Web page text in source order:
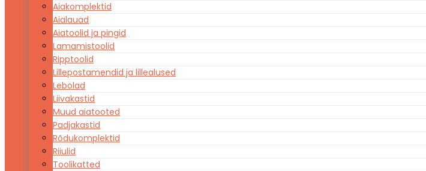
Aiakomplektid
Aialauad
Aiatoolid ja pingid
Lamamistoolid
Ripptoolid
Lillepostamendid ja lillealused
Lebolad
Liivakastid
Muud aiatooted
Padjakastid
Rõdukomplektid
Riiulid
Toolikatted